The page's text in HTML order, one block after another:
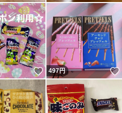
いいね！
497円